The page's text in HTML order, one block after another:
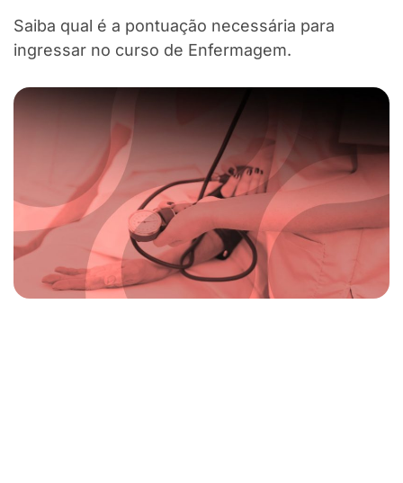
Saiba qual é a pontuação necessária para
ingressar no curso de Enfermagem.